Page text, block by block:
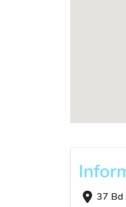
37 Bd